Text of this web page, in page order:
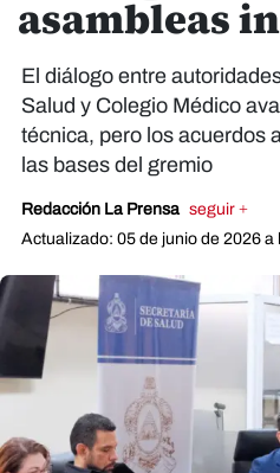
asambleas
El diálogo entre
Salud y Colegio Médico
técnica, pero los acuerdos
las bases del gremio
Redacción La Prensa seguir +
Actualizado: 05 de junio de 2026 a